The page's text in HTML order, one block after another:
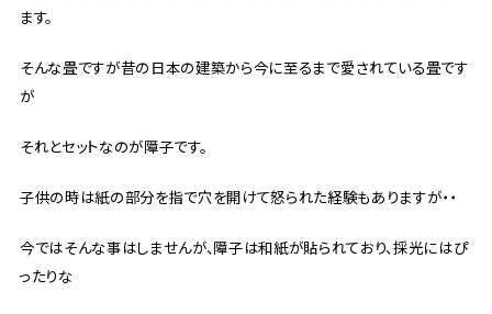
ます。
そんな畳ですが昔の日本の建築から今に至るまで愛されている畳です
が
それとセットなのが障子です。
子供の時は紙の部分を指で穴を開けて怒られた経験もありますが・・
今ではそんな事はしませんが、障子は和紙が貼られており、採光にはぴ
ったりな